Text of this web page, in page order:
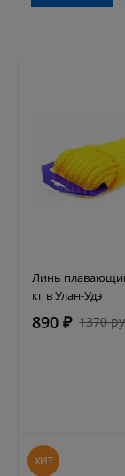
Линь
кг в Улан-Удэ
890 ₽ 1370
ХИТ